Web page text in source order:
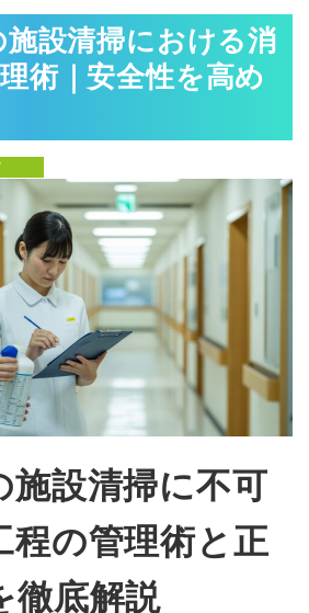
施設清掃における消
術｜安全性を高め
施設清掃に不可
程の管理術と正
徹底解説